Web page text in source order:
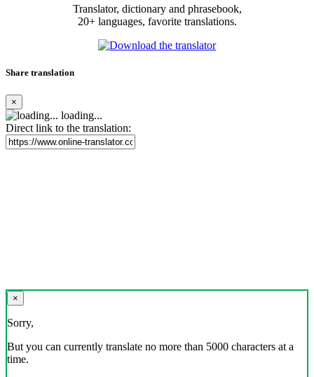
Translator, dictionary and phrasebook,
20+ languages, favorite translations.
Share translation
×
loading...
Direct link to the translation:
×
Sorry,
But you can currently translate no more than 5000 characters at a
time.